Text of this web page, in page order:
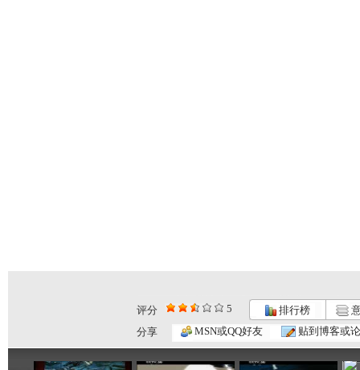
评分 5 排行榜
分享
MSN或QQ好友 贴到博客或
53:50
银河剧场 ...
23:36
银河剧场 ...
23:43